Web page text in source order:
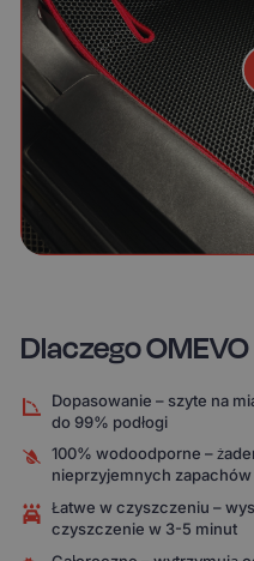
Dlaczego
Dopasowanie – szyte na
do 99% podłogi
100% wodoodporne –
nieprzyjemnych zapachów
Łatwe w czyszczeniu –
czyszczenie w 3-5 minut